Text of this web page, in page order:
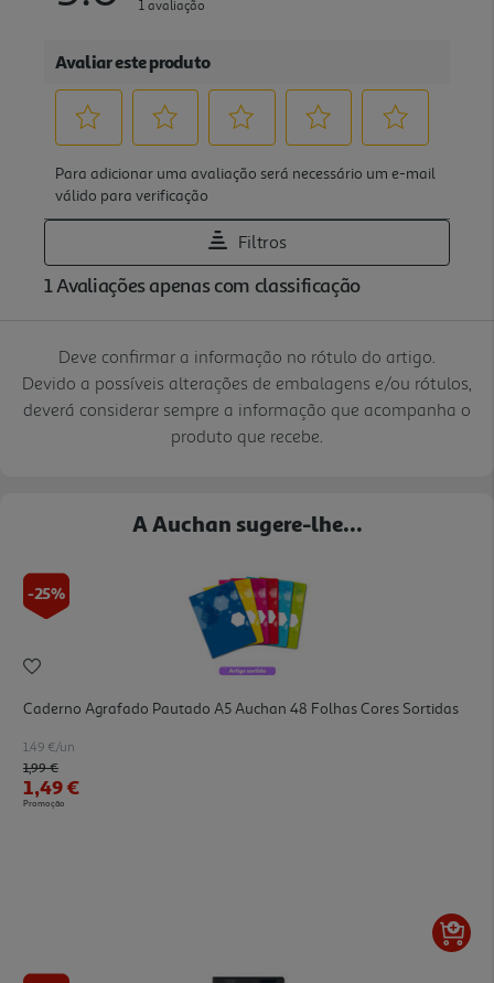
Deve confirmar a informação no rótulo do artigo.
Devido a possíveis alterações de embalagens e/ou rótulos,
deverá considerar sempre a informação que acompanha o
produto que recebe.
A Auchan sugere-lhe...
-25%
Caderno Agrafado Pautado A5 Auchan 48 Folhas Cores Sortidas
1.49 €/un
Price reduced from
1,99 €to
1,49 €
Promoção